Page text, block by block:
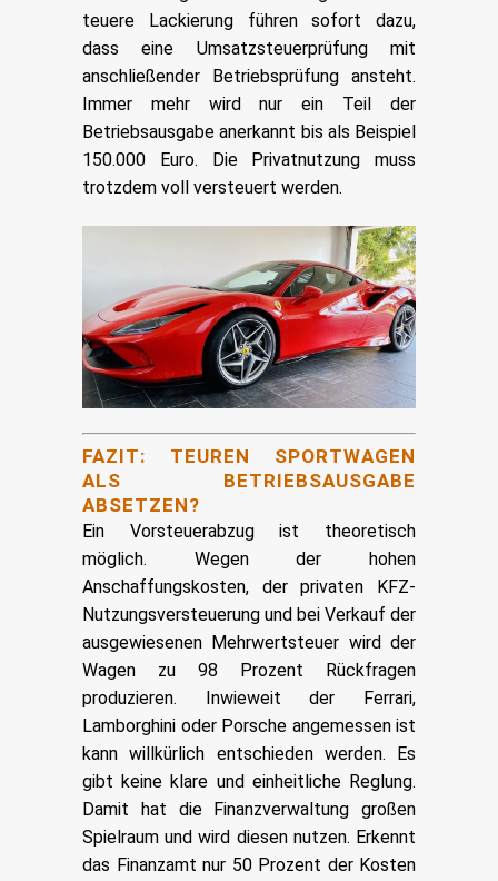
teuere Lackierung führen sofort dazu,
dass eine Umsatzsteuerprüfung mit
anschließender Betriebsprüfung ansteht.
Immer mehr wird nur ein Teil der
Betriebsausgabe anerkannt bis als Beispiel
150.000 Euro. Die Privatnutzung muss
trotzdem voll versteuert werden.
FAZIT: TEUREN SPORTWAGEN
ALS BETRIEBSAUSGABE
ABSETZEN?
Ein Vorsteuerabzug ist theoretisch
möglich. Wegen der hohen
Anschaffungskosten, der privaten KFZ-
Nutzungsversteuerung und bei Verkauf der
ausgewiesenen Mehrwertsteuer wird der
Wagen zu 98 Prozent Rückfragen
produzieren. Inwieweit der Ferrari,
Lamborghini oder Porsche angemessen ist
kann willkürlich entschieden werden. Es
gibt keine klare und einheitliche Reglung.
Damit hat die Finanzverwaltung großen
Spielraum und wird diesen nutzen. Erkennt
das Finanzamt nur 50 Prozent der Kosten